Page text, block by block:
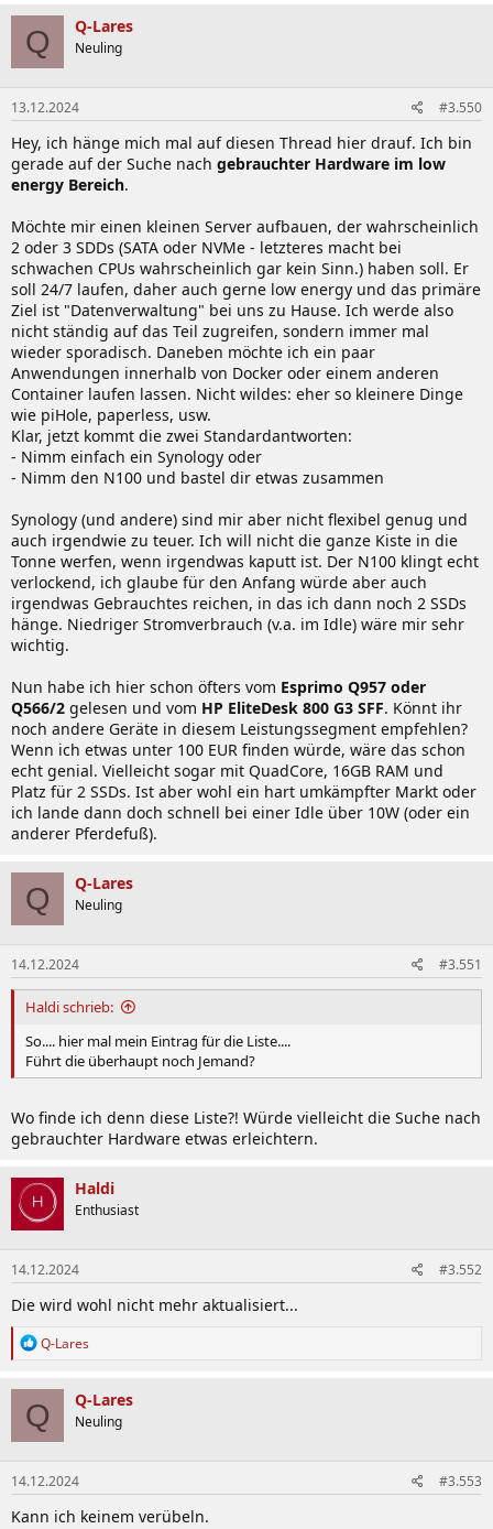
k
t
i
o
n
e
n
:
Q Q-Lares
Neuling
13.12.2024 #3.550
Hey, ich hänge mich mal auf diesen Thread hier drauf. Ich bin
gerade auf der Suche nach gebrauchter Hardware im low
energy Bereich.
Möchte mir einen kleinen Server aufbauen, der wahrscheinlich
2 oder 3 SDDs (SATA oder NVMe - letzteres macht bei
schwachen CPUs wahrscheinlich gar kein Sinn.) haben soll. Er
soll 24/7 laufen, daher auch gerne low energy und das primäre
Ziel ist "Datenverwaltung" bei uns zu Hause. Ich werde also
nicht ständig auf das Teil zugreifen, sondern immer mal
wieder sporadisch. Daneben möchte ich ein paar
Anwendungen innerhalb von Docker oder einem anderen
Container laufen lassen. Nicht wildes: eher so kleinere Dinge
wie piHole, paperless, usw.
Klar, jetzt kommt die zwei Standardantworten:
- Nimm einfach ein Synology oder
- Nimm den N100 und bastel dir etwas zusammen
Synology (und andere) sind mir aber nicht flexibel genug und
auch irgendwie zu teuer. Ich will nicht die ganze Kiste in die
Tonne werfen, wenn irgendwas kaputt ist. Der N100 klingt echt
verlockend, ich glaube für den Anfang würde aber auch
irgendwas Gebrauchtes reichen, in das ich dann noch 2 SSDs
hänge. Niedriger Stromverbrauch (v.a. im Idle) wäre mir sehr
wichtig.
Nun habe ich hier schon öfters vom Esprimo Q957 oder
Q566/2 gelesen und vom HP EliteDesk 800 G3 SFF. Könnt ihr
noch andere Geräte in diesem Leistungssegment empfehlen?
Wenn ich etwas unter 100 EUR finden würde, wäre das schon
echt genial. Vielleicht sogar mit QuadCore, 16GB RAM und
Platz für 2 SSDs. Ist aber wohl ein hart umkämpfter Markt oder
ich lande dann doch schnell bei einer Idle über 10W (oder ein
anderer Pferdefuß).
Q Q-Lares
Neuling
14.12.2024 #3.551
Haldi schrieb:
So.... hier mal mein Eintrag für die Liste....
Führt die überhaupt noch Jemand?
Wo finde ich denn diese Liste?! Würde vielleicht die Suche nach
gebrauchter Hardware etwas erleichtern.
Haldi
Enthusiast
14.12.2024 #3.552
Die wird wohl nicht mehr aktualisiert...
R
k
t
i
o
n
e
n
:
Q-Lares
Q Q-Lares
Neuling
14.12.2024 #3.553
Kann ich keinem verübeln.